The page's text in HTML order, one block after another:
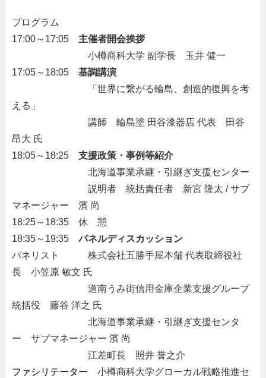
プログラム
17:00～17:05
主催者開会挨拶
小樽商科大学 副学長 玉井 健一
17:05～18:05
基調講演
「世界に繋がる輪島、創造的復興を考
える」
講師
輪島塗 田谷漆器店 代表 田谷
昂大 氏
18:05～18:25
支援政策・事例等紹介
北海道事業承継・引継ぎ支援センター
説明者 統括責任者 新宮 隆太 / サブ
マネージャー 濱 尚
18:25～18:35
休 憩
18:35～19:35 ・パネルディスカッション
パネリスト
株式会社五勝手屋本舗 代表取締役社
長 小笠原 敏文 氏
道南うみ街信用金庫企業支援グループ
統括役 藤谷 洋之 氏
北海道事業承継・引継ぎ支援センタ
ー サブマネージャー 濱 尚
江差町長 照井 誉之介
ファシリテーター
小樽商科大学グローカル戦略推進セ